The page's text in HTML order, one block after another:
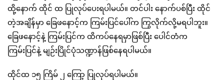
ထို့နောက် ထိုင် ထ ပြုလုပ်ပေးရပါမယ်။ တင်ပါး နောက်ပစ်ပြီး ထိုင်
တဲ့အချိန်မှာ ခြေဖနောင့်က ကြမ်းပြင်ပေါ်က ကြွလိုက်လို့မရပါဘူး။
ခြေဖနောင့်နဲ့ ကြမ်းပြင်က ထိကပ်နေရမှာဖြစ်ပြီး ပေါင်တံက
ကြမ်းပြင်နဲ့ မျဉ်းပြိုင်ပုံသဏ္ဍာန်ဖြစ်နေရပါမယ်။
ထိုင်ထ ၁၅ ကြိမ် ၂ ကြော့ ပြုလုပ်ရပါမယ်။